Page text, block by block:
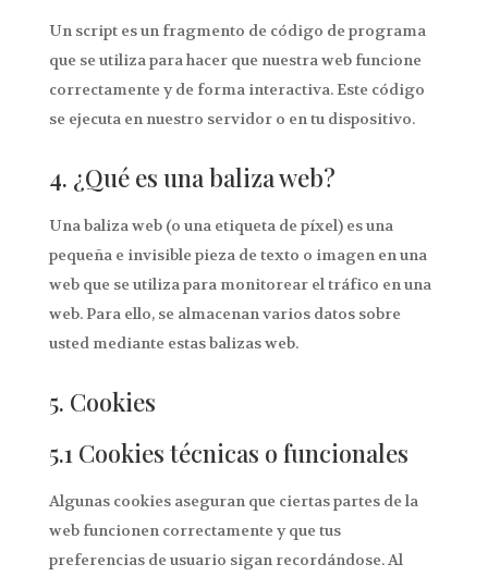
Un script es un fragmento de código de programa
que se utiliza para hacer que nuestra web funcione
correctamente y de forma interactiva. Este código
se ejecuta en nuestro servidor o en tu dispositivo.
4. ¿Qué es una baliza web?
Una baliza web (o una etiqueta de píxel) es una
pequeña e invisible pieza de texto o imagen en una
web que se utiliza para monitorear el tráfico en una
web. Para ello, se almacenan varios datos sobre
usted mediante estas balizas web.
5. Cookies
5.1 Cookies técnicas o funcionales
Algunas cookies aseguran que ciertas partes de la
web funcionen correctamente y que tus
preferencias de usuario sigan recordándose. Al